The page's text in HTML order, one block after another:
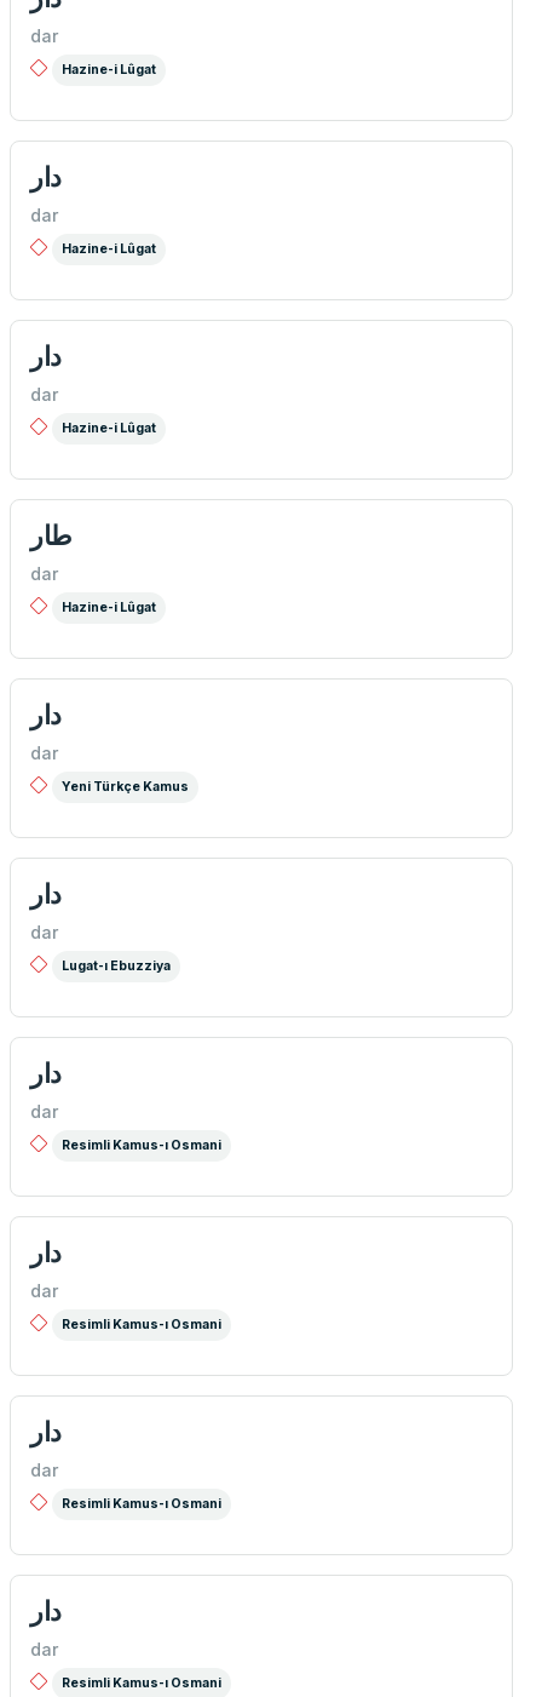
dar
Hazine-i Lûgat
دار
dar
Hazine-i Lûgat
دار
dar
Hazine-i Lûgat
طار
dar
Hazine-i Lûgat
دار
dar
Yeni Türkçe Kamus
دار
dar
Lugat-ı Ebuzziya
دار
dar
Resimli Kamus-ı Osmani
دار
dar
Resimli Kamus-ı Osmani
دار
dar
Resimli Kamus-ı Osmani
دار
dar
Resimli Kamus-ı Osmani